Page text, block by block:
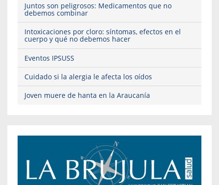
Juntos son peligrosos: Medicamentos que no
debemos combinar
Intoxicaciones por cloro: síntomas, efectos en el
cuerpo y qué no debemos hacer
Eventos IPSUSS
Cuidado si la alergia le afecta los oídos
Joven muere de hanta en la Araucanía